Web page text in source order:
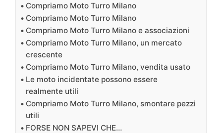
Compriamo Moto Turro Milano
Compriamo Moto Turro Milano
Compriamo Moto Turro Milano e associazioni
Compriamo Moto Turro Milano, un mercato
crescente
Compriamo Moto Turro Milano, vendita usato
Le moto incidentate possono essere
realmente utili
Compriamo Moto Turro Milano, smontare pezzi
utili
FORSE NON SAPEVI CHE…